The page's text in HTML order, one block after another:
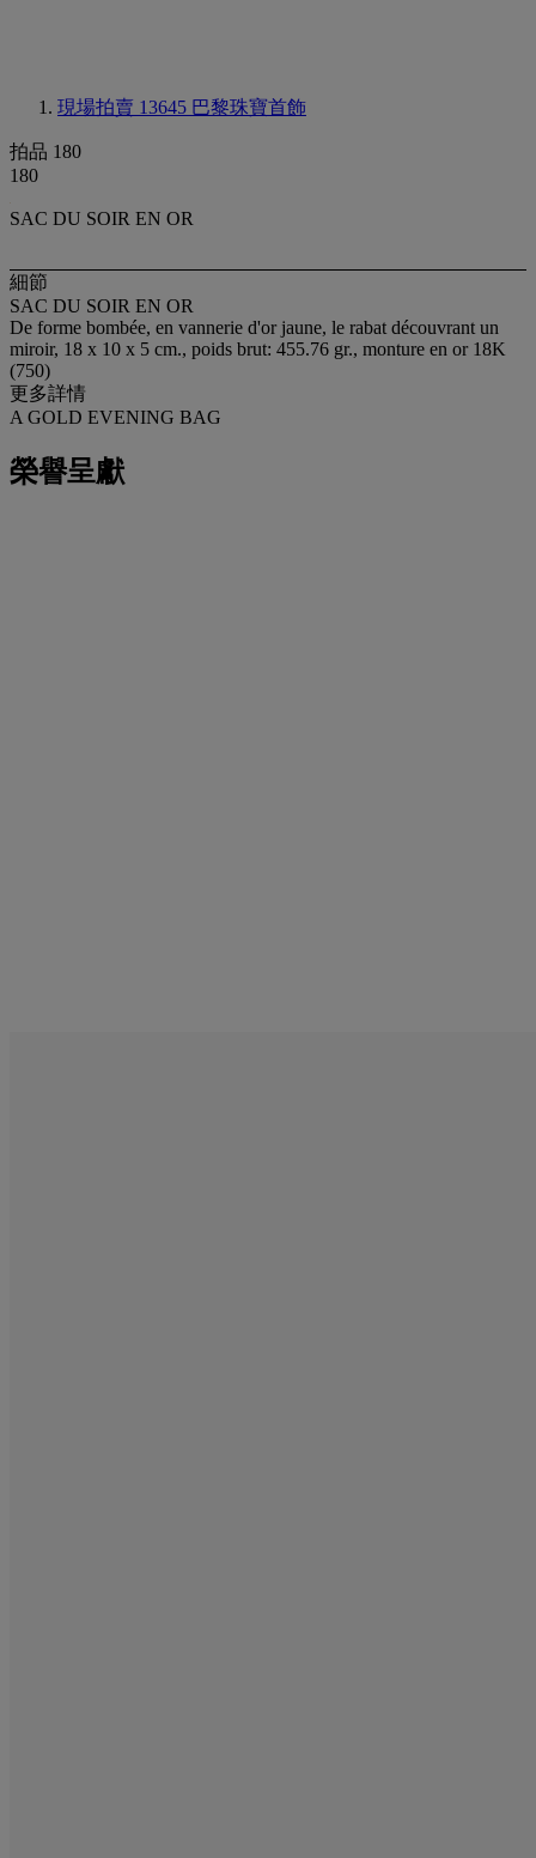
現場拍賣 13645 巴黎珠寶首飾
拍品 180
180
SAC DU SOIR EN OR
細節
SAC DU SOIR EN OR
De forme bombée, en vannerie d'or jaune, le rabat découvrant un
miroir, 18 x 10 x 5 cm., poids brut: 455.76 gr., monture en or 18K
(750)
更多詳情
A GOLD EVENING BAG
榮譽呈獻